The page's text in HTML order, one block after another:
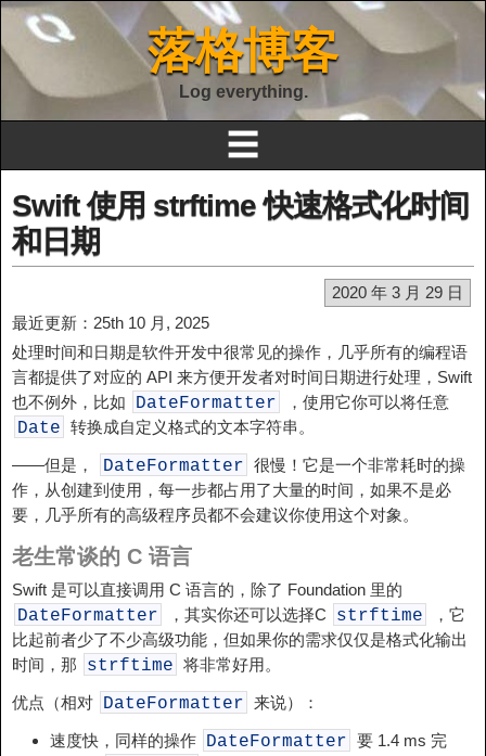
落格博客
Log everything.
☰
Swift 使用 strftime 快速格式化时间
和日期
2020 年 3 月 29 日
最近更新：25th 10 月, 2025
处理时间和日期是软件开发中很常见的操作，几乎所有的编程语
言都提供了对应的 API 来方便开发者对时间日期进行处理，Swift
也不例外，比如
DateFormatter ，使用它你可以将任意
Date 转换成自定义格式的文本字符串。
——但是， DateFormatter 很慢！它是一个非常耗时的操
作，从创建到使用，每一步都占用了大量的时间，如果不是必
要，几乎所有的高级程序员都不会建议你使用这个对象。
老生常谈的 C 语言
Swift 是可以直接调用 C 语言的，除了 Foundation 里的
DateFormatter ，其实你还可以选择C strftime
，它
比起前者少了不少高级功能，但如果你的需求仅仅是格式化输出
时间，那
strftime 将非常好用。
优点（相对 DateFormatter 来说）：
速度快，同样的操作 DateFormatter 要 1.4 ms 完